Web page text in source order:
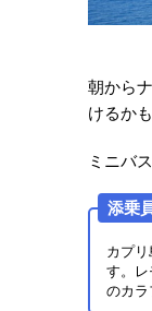
朝から
けるか
ミニバ
添乗
カプ
す。レ
のカラ